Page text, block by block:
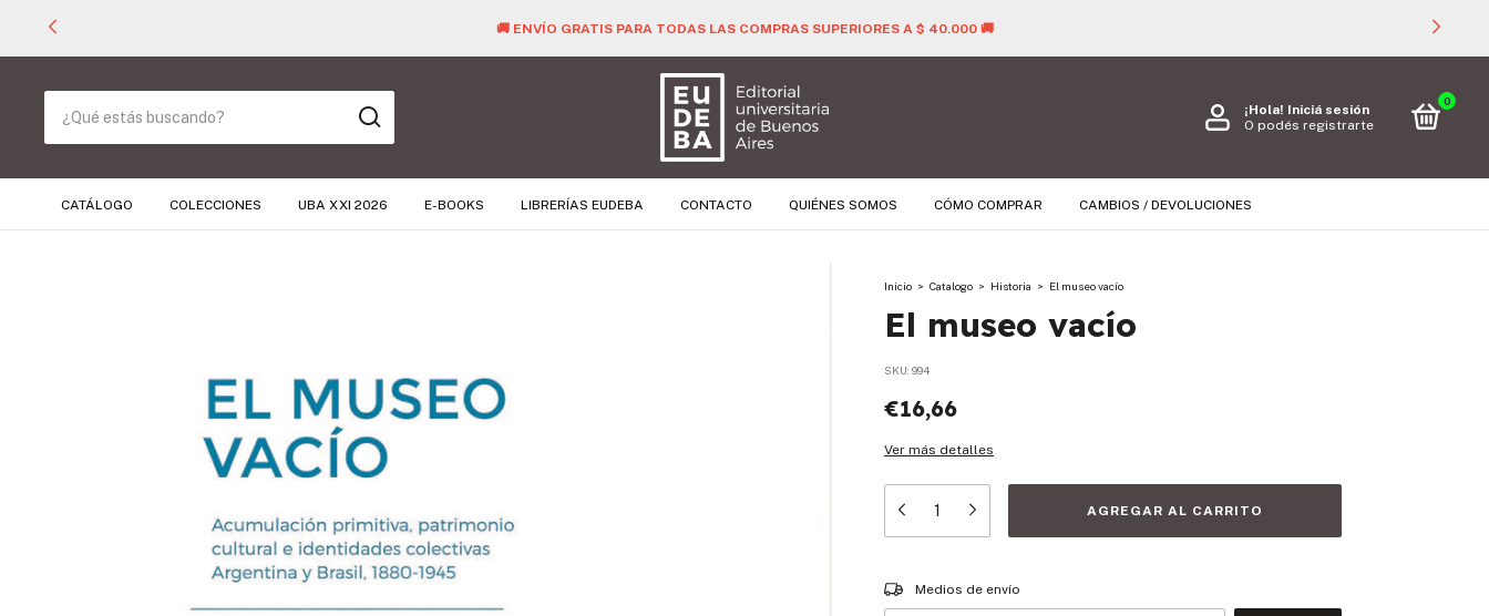
🚚 ENVÍO GRATIS PARA TODAS LAS COMPRAS SUPERIORES A $ 40.000 🚚
¡Hola! Iniciá sesión
O podés registrarte
0
CATÁLOGO COLECCIONES UBA XXI 2026 E-BOOKS LIBRERÍAS EUDEBA CONTACTO QUIÉNES SOMOS CÓMO COMPRAR CAMBIOS / DEVOLUCIONES
Inicio > Catalogo > Historia > El museo vacío
El museo vacío
SKU: 994
€16,66
Ver más detalles
Entregas para el CP:
Medios de envío